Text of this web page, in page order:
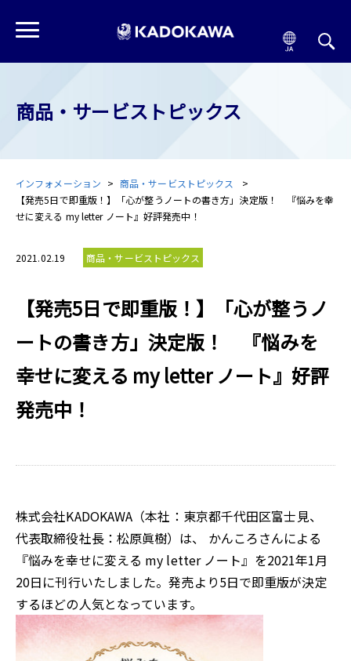
商品・サービストピックス
インフォメーション
商品・サービストピックス
【発売5日で即重版！】「心が整うノートの書き方」決定版！ 『悩みを幸
せに変える my letter ノート』好評発売中！
2021.02.19 商品・サービストピックス
【発売5日で即重版！】「心が整うノ
ートの書き方」決定版！ 『悩みを
幸せに変える my letter ノート』好評
発売中！
株式会社KADOKAWA（本社：東京都千代田区富士見、
代表取締役社長：松原眞樹）は、 かんころさんによる
『悩みを幸せに変える my letter ノート』を2021年1月
20日に刊行いたしました。発売より5日で即重版が決定
するほどの人気となっています。